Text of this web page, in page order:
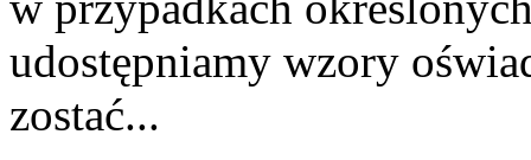
udostępniamy wzory
zostać...